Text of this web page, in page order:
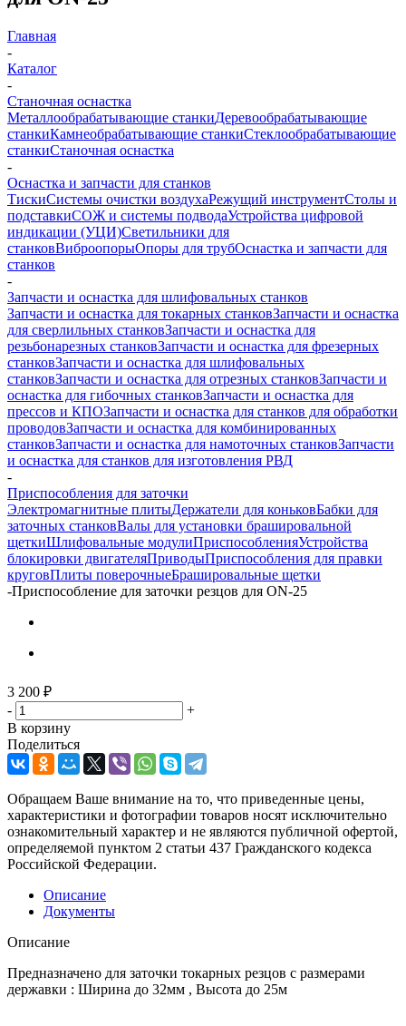
Главная
-
Каталог
-
Станочная оснастка
Металлообрабатывающие станкиДеревообрабатывающие
станкиКамнеобрабатывающие станкиСтеклообрабатывающие
станкиСтаночная оснастка
-
Оснастка и запчасти для станков
ТискиСистемы очистки воздухаРежущий инструментСтолы и
подставкиСОЖ и системы подводаУстройства цифровой
индикации (УЦИ)Светильники для
станковВиброопорыОпоры для трубОснастка и запчасти для
станков
-
Запчасти и оснастка для шлифовальных станков
Запчасти и оснастка для токарных станковЗапчасти и оснастка
для сверлильных станковЗапчасти и оснастка для
резьбонарезных станковЗапчасти и оснастка для фрезерных
станковЗапчасти и оснастка для шлифовальных
станковЗапчасти и оснастка для отрезных станковЗапчасти и
оснастка для гибочных станковЗапчасти и оснастка для
прессов и КПОЗапчасти и оснастка для станков для обработки
проводовЗапчасти и оснастка для комбинированных
станковЗапчасти и оснастка для намоточных станковЗапчасти
и оснастка для станков для изготовления РВД
-
Приспособления для заточки
Электромагнитные плитыДержатели для коньковБабки для
заточных станковВалы для установки брашировальной
щеткиШлифовальные модулиПриспособленияУстройства
блокировки двигателяПриводыПриспособления для правки
круговПлиты поверочныеБрашировальные щетки
-Приспособление для заточки резцов для ON-25
3 200 ₽
-
+
В корзину
Поделиться
Обращаем Ваше внимание на то, что приведенные цены,
характеристики и фотографии товаров носят исключительно
ознакомительный характер и не являются публичной офертой,
определяемой пунктом 2 статьи 437 Гражданского кодекса
Российской Федерации.
Описание
Документы
Описание
Предназначено для заточки токарных резцов с размерами
державки : Ширина до 32мм , Высота до 25м